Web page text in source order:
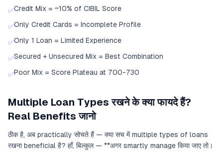
✅Credit Mix = ~10% of CIBIL Score
✅Only Credit Cards = Incomplete Profile
✅Only 1 Loan = Limited Experience
✅Secured + Unsecured Mix = Best Combination
✅Poor Mix = Score Plateau at 700-730
Multiple Loan Types रखने के क्या फायदे हैं?
Real Benefits जानो
ठीक है, अब practically सोचते हैं — क्या सच में multiple types of loans
रखना beneficial है? हाँ, बिल्कुल — **अगर smartly manage किया जाए तो।